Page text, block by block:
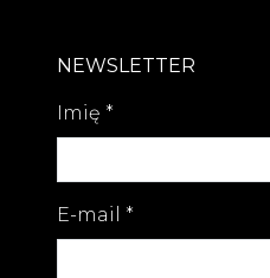
NEWSLETTER
Imię *
E-mail *